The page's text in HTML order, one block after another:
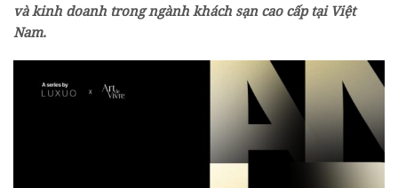
và kinh doanh trong ngành khách sạn cao cấp tại Việt
Nam.